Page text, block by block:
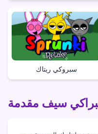
سبروكي ريتاك
سيف مقدمة